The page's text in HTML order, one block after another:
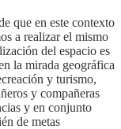
que en este contexto
a realizar el mismo
del espacio es
la mirada geográfica
y turismo,
y compañeras
y en conjunto
de metas